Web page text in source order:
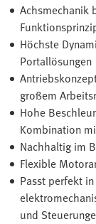
Achsmechanik
Höchste
Portallösungen
großem
Hohe
Kombination
Nachhaltig im
Flexible
Passt perfekt
und